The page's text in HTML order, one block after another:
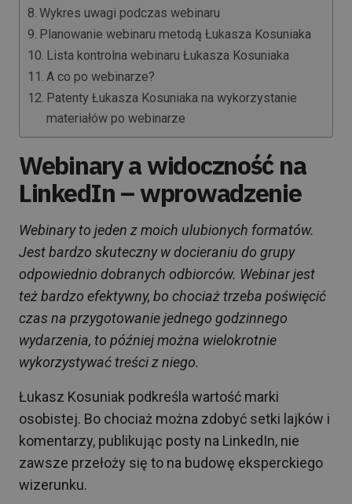
Wykres uwagi podczas webinaru
Planowanie webinaru metodą Łukasza Kosuniaka
Lista kontrolna webinaru Łukasza Kosuniaka
A co po webinarze?
Patenty Łukasza Kosuniaka na wykorzystanie
materiałów po webinarze
Webinary a widoczność na
LinkedIn – wprowadzenie
Webinary to jeden z moich ulubionych formatów.
Jest bardzo skuteczny w docieraniu do grupy
odpowiednio dobranych odbiorców. Webinar jest
też bardzo efektywny, bo chociaż trzeba poświęcić
czas na przygotowanie jednego godzinnego
wydarzenia, to później można wielokrotnie
wykorzystywać treści z niego.
Łukasz Kosuniak podkreśla wartość marki
osobistej. Bo chociaż można zdobyć setki lajków i
komentarzy, publikując posty na LinkedIn, nie
zawsze przełoży się to na budowę eksperckiego
wizerunku.